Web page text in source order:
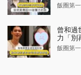
飯圈第
曾和過
力「別
飯圈第